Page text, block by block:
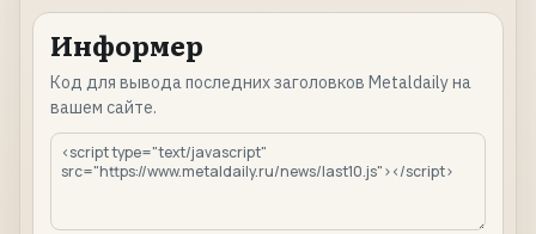
Информер
Код для вывода последних заголовков Metaldaily на
вашем сайте.